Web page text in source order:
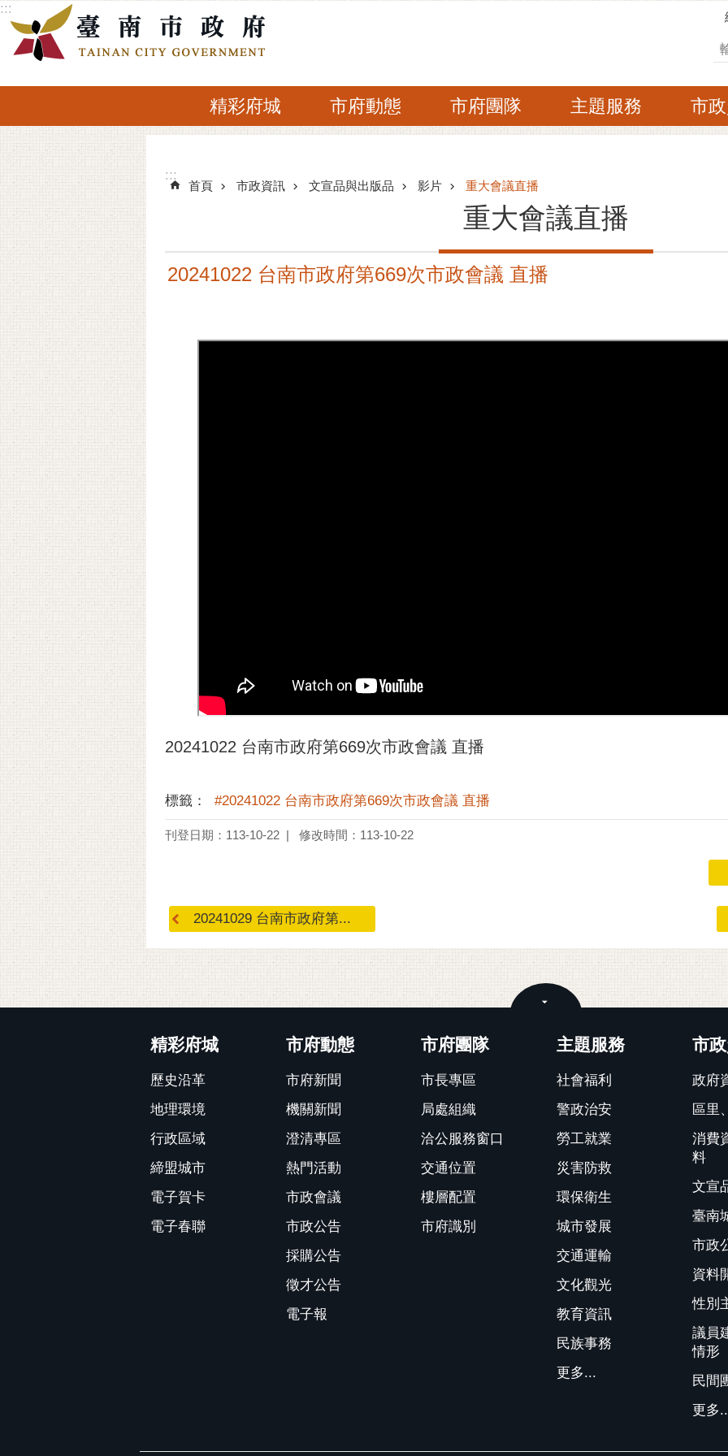
跳到主要內容區塊
:::
精彩府城 市府動態 市府團隊 主題服務 市
:::
:::
首頁 市政資訊 文宣品與出版品 影片 重大會議直播
重大會議直播
20241022 台南市政府第669次市政會議 直播
20241022 台南市政府第669次市政會議 直播
標籤： #20241022 台南市政府第669次市政會議 直播
刊登日期：113-10-22 修改時間：113-10-22
20241029 台南市政府第...
精彩府城
歷史沿革
地理環境
行政區域
締盟城市
電子賀卡
電子春聯
市府動態
市府新聞
機關新聞
澄清專區
熱門活動
市政會議
市政公告
採購公告
徵才公告
電子報
市府團隊
市長專區
局處組織
洽公服務窗口
交通位置
樓層配置
市府識別
主題服務
社會福利
警政治安
勞工就業
災害防救
環保衛生
城市發展
交通運輸
文化觀光
教育資訊
民族事務
更多...
市
政府
區里
消費
料
文宣
臺南
市政
資料
性別
議員
情形
民間
更多